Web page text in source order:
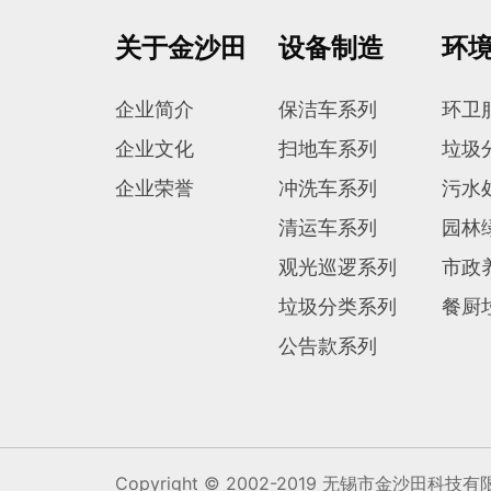
关于金沙田
企业简介
企业文化
企业荣誉
设备制造
保洁车系列
扫地车系列
冲洗车系列
清运车系列
观光巡逻系列
垃圾分类系列
公告款系列
环
环卫
垃圾
污水
园林
市政
餐厨
Copyright © 2002-2019 无锡市金沙田科技有